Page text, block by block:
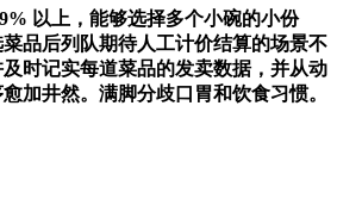
以上，能够选择多个小碗的小份
品后列队期待人工计价结算的场景不
时记实每道菜品的发卖数据，并从动
加井然。满脚分歧口胃和饮食习惯。